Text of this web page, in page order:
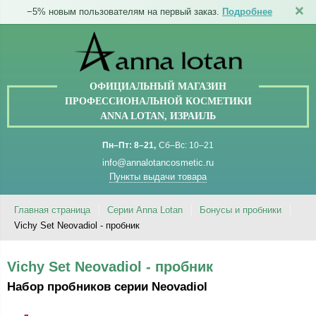
−5% новым пользователям на первый заказ. Подробнее
ПРОФЕССИОНАЛЬНОЙ КОСМЕТИКИ
ANNA LOTAN, ИЗРАИЛЬ
Пн–Пт: 8–21 Сб–Вс: 10–21
info@annalotancosmetic.ru
Пункты выдачи товара
Серии Anna Lotan
Бонусы и пробники
Vichy Set Neovadiol - пробник
Набор пробников серии Neovadiol
Данного товара нет в наличии.
подарки